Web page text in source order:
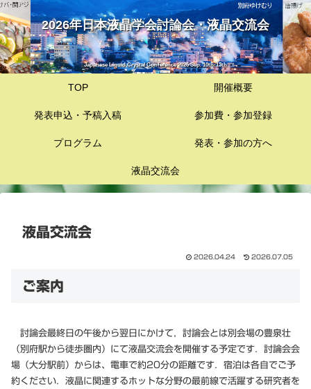
2026年日本液晶学会討論会・液晶交流会
Japanese Liquid Crystal Conference 2026 Sep. 10th-13th
TOP 開催概要
発表申込・予稿入稿 参加費・参加登録
プログラム 発表・参加の方へ
液晶交流会
液晶交流会
2026.04.24 2026.07.05
ご案内
討論会最終日の午後から翌日にかけて，討論会とは別会場の豊泉壮
（別府駅から徒歩圏内）にて液晶交流会を開催する予定です．討論会会
場（大分駅前）からは、電車で約20分の距離です．宿泊は各自でご予
約ください．液晶に関連するホットな分野の最前線で活躍する研究者を